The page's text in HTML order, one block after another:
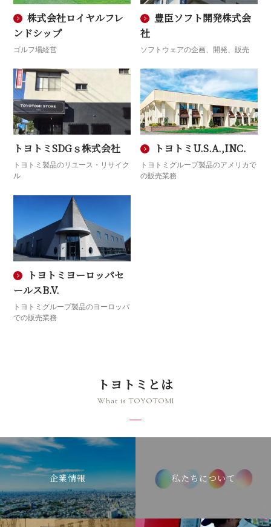
株式会社ロイヤルフレ
ンドシップ
ゴルフ場経営
豊臣ソフト開発株式会
社
ソフトウェアの企画、開発、販売
トヨトミSDGｓ株式会社
トヨトミ製品のリユース・リサイク
ル
トヨトミU.S.A.,INC.
トヨトミグループ製品のアメリカで
の販売業務
トヨトミヨーロッパセ
ールスB.V.
トヨトミグループ製品のヨーロッパ
での販売業務
トヨトミとは
What is TOYOTOMI
企業情報 私たちについて